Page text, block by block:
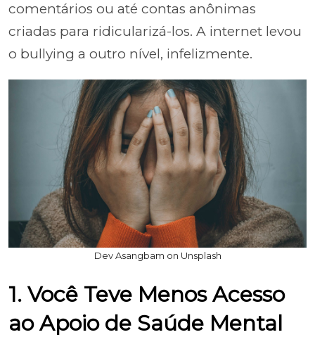
comentários ou até contas anônimas
criadas para ridicularizá-los. A internet levou
o bullying a outro nível, infelizmente.
Dev Asangbam on Unsplash
1. Você Teve Menos Acesso
ao Apoio de Saúde Mental